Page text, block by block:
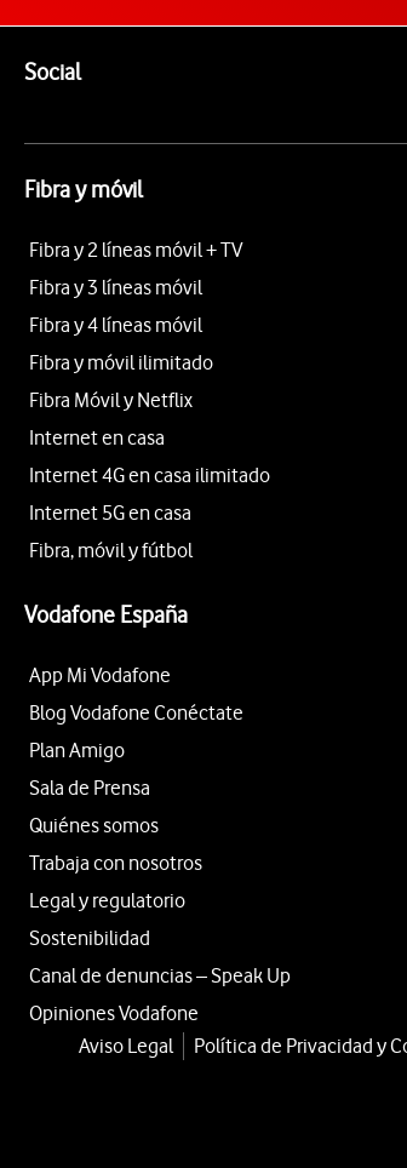
SocialEnlaces a las redes sociales de
Fibra y móvil
Fibra y 2 líneas móvil + TV
Fibra y 3 líneas móvil
Fibra y 4 líneas móvil
Fibra y móvil ilimitado
Fibra Móvil y Netflix
Internet en casa
Internet 4G en casa ilimitado
Internet 5G en casa
Fibra, móvil y fútbol
Vodafone España
App Mi Vodafone
Blog Vodafone Conéctate
Plan Amigo
Sala de Prensa
Quiénes somos
Trabaja con nosotros
Legal y regulatorio
Sostenibilidad
Canal de denuncias – Speak Up
Opiniones Vodafone
Aviso Legal Política de Privacidad y